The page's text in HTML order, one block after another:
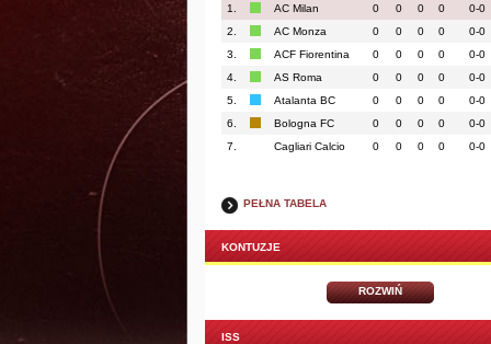
1.
AC Milan 0 0 0 0 0-0
2.
AC Monza 0 0 0 0 0-0
3.
ACF Fiorentina 0 0 0 0 0-0
4.
AS Roma 0 0 0 0 0-0
5.
Atalanta BC 0 0 0 0 0-0
6.
Bologna FC 0 0 0 0 0-0
7.
Cagliari Calcio 0 0 0 0 0-0
PEŁNA TABELA
KONTUZJE
ROZWIŃ
ISS